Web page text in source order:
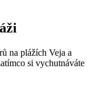
na plážích Veja a
si vychutnáváte